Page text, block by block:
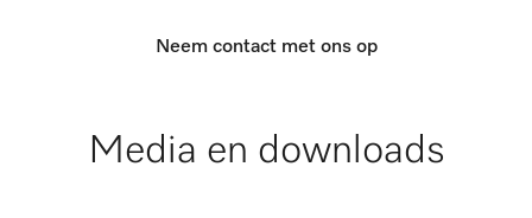
Neem contact met ons op
Media en downloads